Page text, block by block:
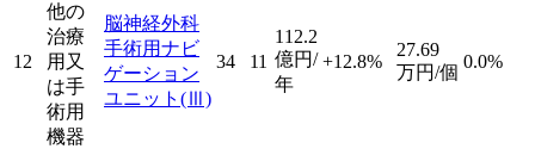
12
他の
治療
用又
は手
術用
機器
脳神経外科
手術用ナビ
ゲーション
ユニット (Ⅲ)
34 11
112.2
億円/
年
+12.8%
27.69
万円/個
0.0%